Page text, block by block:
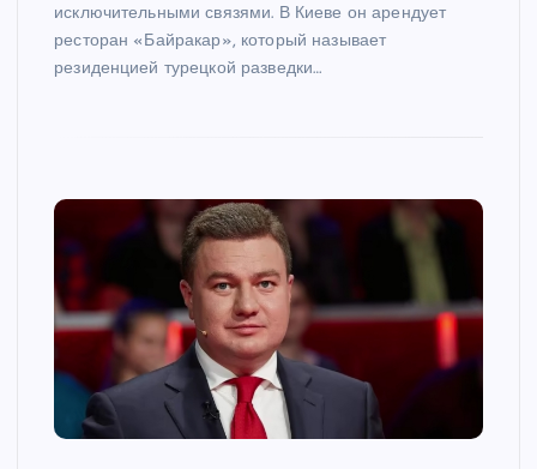
исключительными связями. В Киеве он арендует
ресторан «Байракар», который называет
резиденцией турецкой разведки…